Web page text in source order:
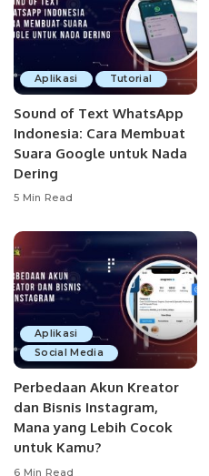
Aplikasi Tutorial
Sound of Text WhatsApp
Indonesia: Cara Membuat
Suara Google untuk Nada
Dering
5 Min Read
Aplikasi
Social Media
Perbedaan Akun Kreator
dan Bisnis Instagram,
Mana yang Lebih Cocok
untuk Kamu?
6 Min Read